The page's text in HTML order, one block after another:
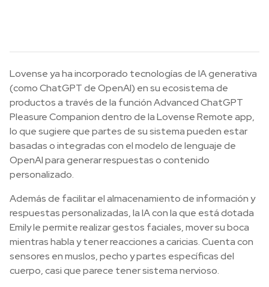
Lovense ya ha incorporado tecnologías de IA generativa
(como ChatGPT de OpenAI) en su ecosistema de
productos a través de la función Advanced ChatGPT
Pleasure Companion dentro de la Lovense Remote app,
lo que sugiere que partes de su sistema pueden estar
basadas o integradas con el modelo de lenguaje de
OpenAI para generar respuestas o contenido
personalizado.
Además de facilitar el almacenamiento de información y
respuestas personalizadas, la IA con la que está dotada
Emily le permite realizar gestos faciales, mover su boca
mientras habla y tener reacciones a caricias. Cuenta con
sensores en muslos, pecho y partes específicas del
cuerpo, casi que parece tener sistema nervioso.